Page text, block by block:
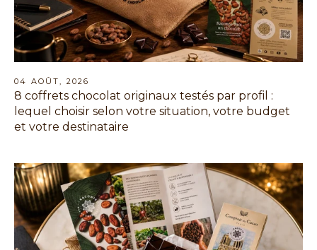
04 AOÛT, 2026
8 coffrets chocolat originaux testés par profil :
lequel choisir selon votre situation, votre budget
et votre destinataire